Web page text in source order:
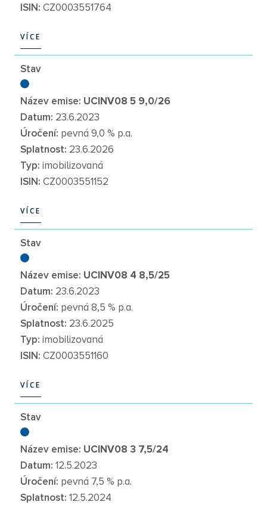
ISIN: CZ0003551764
VÍCE
Stav
Název emise: UCINV08 5 9,0/26
Datum: 23.6.2023
Úročení: pevná 9,0 % p.a.
Splatnost: 23.6.2026
Typ: imobilizovaná
ISIN: CZ0003551152
VÍCE
Stav
Název emise: UCINV08 4 8,5/25
Datum: 23.6.2023
Úročení: pevná 8,5 % p.a.
Splatnost: 23.6.2025
Typ: imobilizovaná
ISIN: CZ0003551160
VÍCE
Stav
Název emise: UCINV08 3 7,5/24
Datum: 12.5.2023
Úročení: pevná 7,5 % p.a.
Splatnost: 12.5.2024